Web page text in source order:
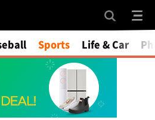
Mute
Sports Life & Car